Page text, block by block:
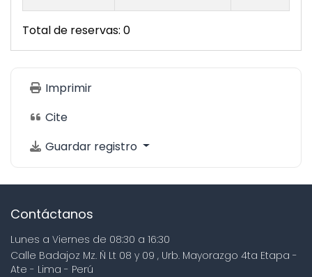
Total de reservas: 0
Imprimir
Cite
Guardar registro
Contáctanos
Lunes a Viernes de 08:30 a 16:30
Calle Badajoz Mz. Ñ Lt 08 y 09 , Urb. Mayorazgo 4ta Etapa -
Ate - Lima - Perú